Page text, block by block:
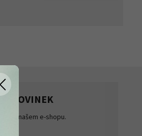
NOVINEK
na našem e-shopu.